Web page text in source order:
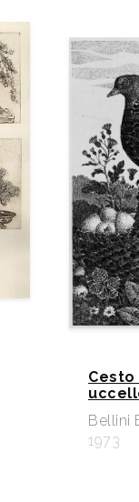
Bellini
1973